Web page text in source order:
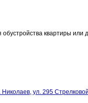
квартиры или
Николаев, ул. 295